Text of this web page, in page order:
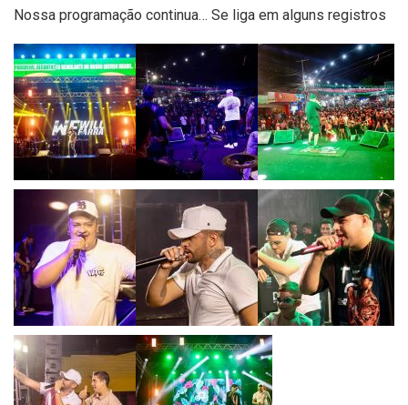
Nossa programação continua… Se liga em alguns registros